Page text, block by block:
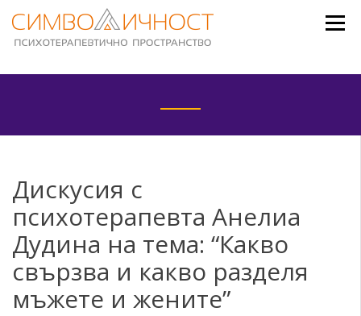
content
Дискусия с
психотерапевта Анелиа
Дудина на тема: “Какво
свързва и какво разделя
мъжете и жените”